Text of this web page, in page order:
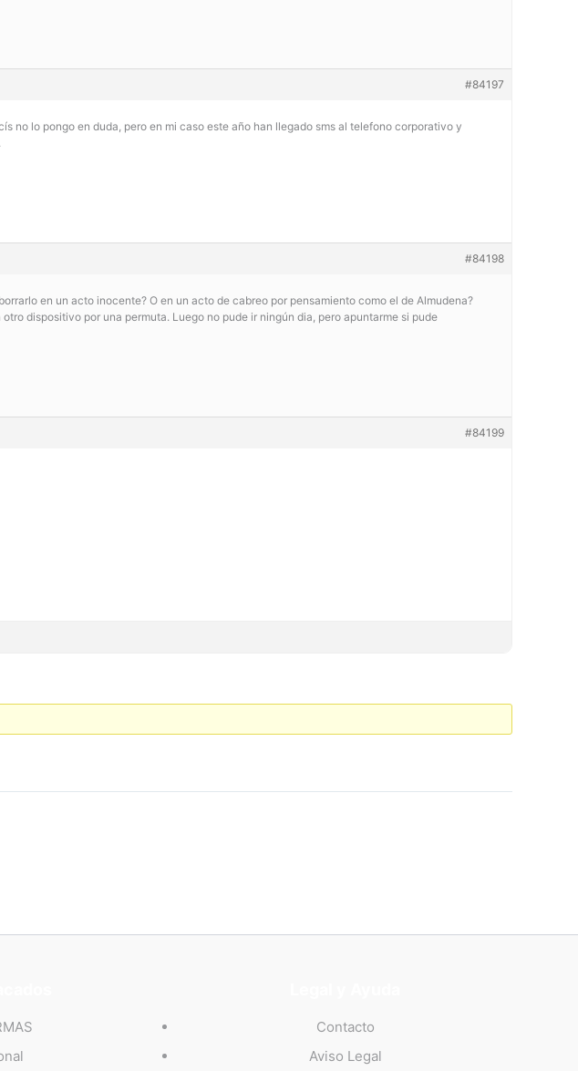
#84197
no lo pongo en duda, pero en mi caso este año han llegado sms al telefono corporativo y
#84198
en un acto inocente? O en un acto de cabreo por pensamiento como el de Almudena?
dispositivo por una permuta. Luego no pude ir ningún dia, pero apuntarme si pude
#84199
Contacto
Aviso Legal